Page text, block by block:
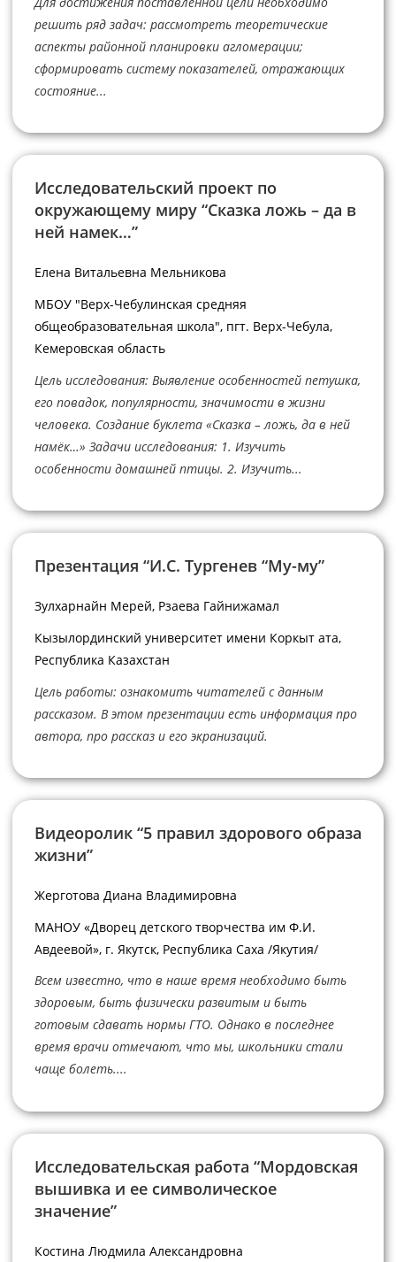
решить ряд задач: рассмотреть теоретические
аспекты районной планировки агломерации;
сформировать систему показателей, отражающих
состояние...
Исследовательский проект по
окружающему миру “Сказка ложь – да в
ней намек…”
Елена Витальевна Мельникова
МБОУ "Верх-Чебулинская средняя
общеобразовательная школа", пгт. Верх-Чебула,
Кемеровская область
Цель исследования: Выявление особенностей петушка,
его повадок, популярности, значимости в жизни
человека. Создание буклета «Сказка – ложь, да в ней
намёк…» Задачи исследования: 1. Изучить
особенности домашней птицы. 2. Изучить...
Презентация “И.С. Тургенев “Му-му”
Зулхарнайн Мерей, Рзаева Гайнижамал
Кызылординский университет имени Коркыт ата,
Республика Казахстан
Цель работы: ознакомить читателей с данным
рассказом. В этом презентации есть информация про
автора, про рассказ и его экранизаций.
Видеоролик “5 правил здорового образа
жизни”
Жерготова Диана Владимировна
МАНОУ «Дворец детского творчества им Ф.И.
Авдеевой», г. Якутск, Республика Саха /Якутия/
Всем известно, что в наше время необходимо быть
здоровым, быть физически развитым и быть
готовым сдавать нормы ГТО. Однако в последнее
время врачи отмечают, что мы, школьники стали
чаще болеть....
Исследовательская работа “Мордовская
вышивка и ее символическое
значение”
Костина Людмила Александровна